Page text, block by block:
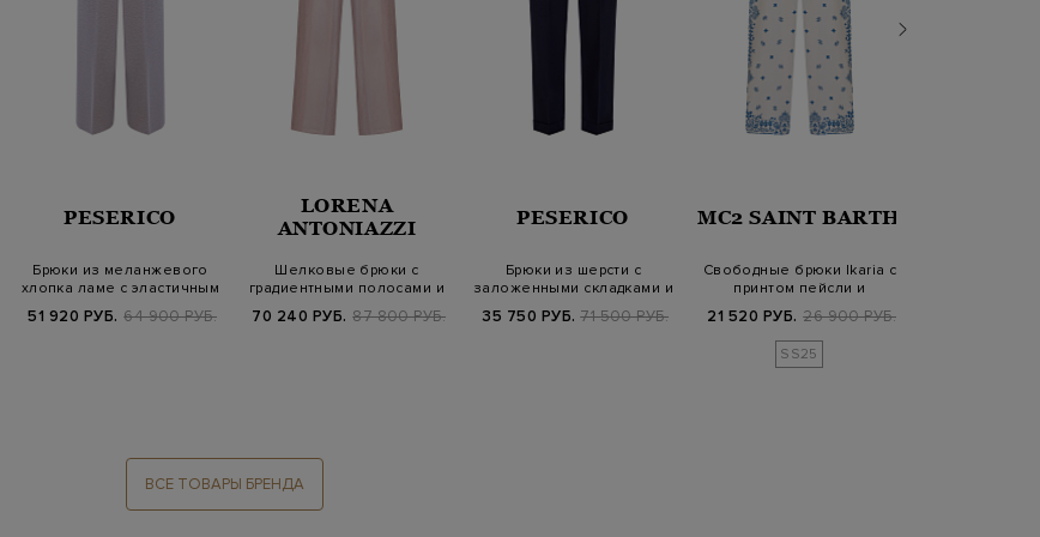
PESERICO
Брюки из меланжевого
хлопка ламе с эластичным
51 920 РУБ. 64 900 РУБ.
LORENA
ANTONIAZZI
Шелковые брюки с
градиентными полосами и
70 240 РУБ. 87 800 РУБ.
PESERICO
Брюки из шерсти с
заложенными складками и
35 750 РУБ. 71 500 РУБ.
MC2 SAINT BARTH
Свободные брюки Ikaria с
принтом пейсли и
21 520 РУБ. 26 900 РУБ.
SS25
ВСЕ ТОВАРЫ БРЕНДА